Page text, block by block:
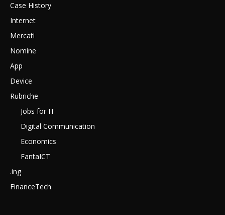
Case History
Internet
Mercati
Nomine
App
Device
Rubriche
Jobs for IT
Digital Communication
Economics
FantaICT
.ing
FinanceTech